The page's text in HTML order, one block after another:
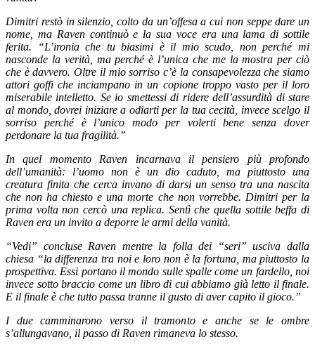
Dimitri restò in silenzio, colto da un’offesa a cui non seppe dare un
nome, ma Raven continuò e la sua voce era una lama di sottile
ferita. “L’ironia che tu biasimi è il mio scudo, non perché mi
nasconde la verità, ma perché è l’unica che me la mostra per ciò
che è davvero. Oltre il mio sorriso c’è la consapevolezza che siamo
attori goffi che inciampano in un copione troppo vasto per il loro
miserabile intelletto. Se io smettessi di ridere dell’assurdità di stare
al mondo, dovrei iniziare a odiarti per la tua cecità, invece scelgo il
sorriso perché è l’unico modo per volerti bene senza dover
perdonare la tua fragilità.”
In quel momento Raven incarnava il pensiero più profondo
dell’umanità: l’uomo non è un dio caduto, ma piuttosto una
creatura finita che cerca invano di darsi un senso tra una nascita
che non ha chiesto e una morte che non vorrebbe. Dimitri per la
prima volta non cercò una replica. Sentì che quella sottile beffa di
Raven era un invito a deporre le armi della vanità.
“Vedi” concluse Raven mentre la folla dei “seri” usciva dalla
chiesa “la differenza tra noi e loro non è la fortuna, ma piuttosto la
prospettiva. Essi portano il mondo sulle spalle come un fardello, noi
invece sotto braccio come un libro di cui abbiamo già letto il finale.
E il finale è che tutto passa tranne il gusto di aver capito il gioco.”
I due camminarono verso il tramonto e anche se le ombre
s’allungavano, il passo di Raven rimaneva lo stesso.